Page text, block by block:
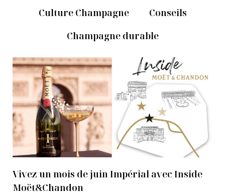
Culture Champagne
Conseils
Champagne durable
Vivez un mois de juin Impérial avec Inside
Moët&Chandon